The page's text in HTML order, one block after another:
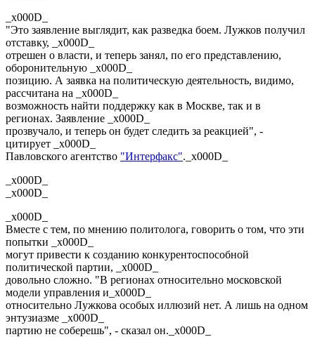
_x000D_
"Это заявление выглядит, как разведка боем. Лужков получил
отставку, _x000D_
отрешен о власти, и теперь занял, по его представлению,
оборонительную _x000D_
позицию. А заявка на политическую деятельность, видимо,
рассчитана на _x000D_
возможность найти поддержку как в Москве, так и в
регионах. Заявление _x000D_
прозвучало, и теперь он будет следить за реакцией", -
цитирует _x000D_
Павловского агентство "Интерфакс"._x000D_
_x000D_
_x000D_
_x000D_
Вместе с тем, по мнению политолога, говорить о том, что эти
попытки _x000D_
могут привести к созданию конкурентоспособной
политической партии, _x000D_
довольно сложно. "В регионах относительно московской
модели управления и_x000D_
относительно Лужкова особых иллюзий нет. А лишь на одном
энтузиазме _x000D_
партию не соберешь", - сказал он._x000D_